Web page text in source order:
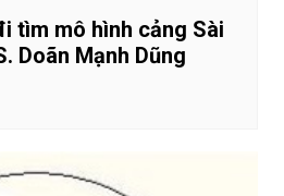
tìm mô hình cảng Sài
Mạnh Dũng